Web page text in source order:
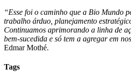
“Esse foi o caminho que a Bio Mundo
trabalho árduo, planejamento
Continuamos aprimorando a linha de
bem-sucedida e só tem a agregar em
Edmar Mothé.
Tags